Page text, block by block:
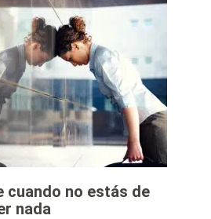
cuando no estás de
nada